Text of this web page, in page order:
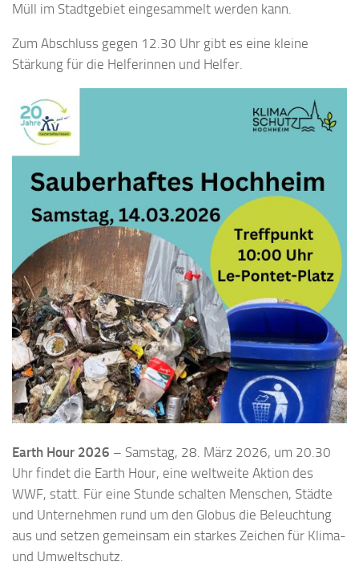
Müll im Stadtgebiet eingesammelt werden kann.
Zum Abschluss gegen 12.30 Uhr gibt es eine kleine
Stärkung für die Helferinnen und Helfer.
Earth Hour 2026 – Samstag, 28. März 2026, um 20.30
Uhr findet die Earth Hour, eine weltweite Aktion des
WWF, statt. Für eine Stunde schalten Menschen, Städte
und Unternehmen rund um den Globus die Beleuchtung
aus und setzen gemeinsam ein starkes Zeichen für Klima-
und Umweltschutz.